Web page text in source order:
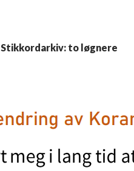
Stikkordarkiv: to løgnere